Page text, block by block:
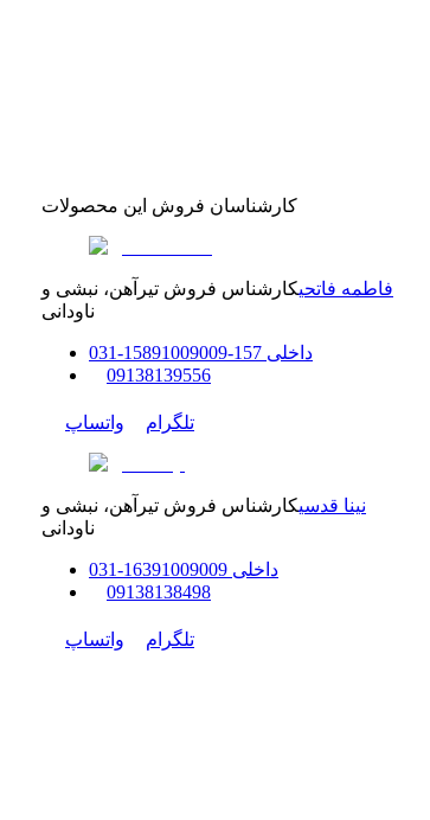
کارشناسان فروش این محصولات
فاطمه فاتحیکارشناس فروش تیرآهن، نبشی و
ناودانی
داخلی 157-158
91009009
-
031
09138139556
تلگرام واتساپ
نینا قدسیکارشناس فروش تیرآهن، نبشی و
ناودانی
داخلی 16391009009
-
031
09138138498
تلگرام واتساپ